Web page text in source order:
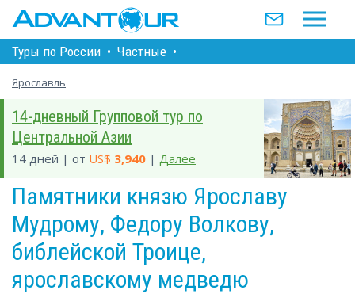
Туры по Росcии • Частные •
Ярославль
14-дневный Групповой тур по
Центральной Азии
14 дней | от US$ 3,940 | Далее
Памятники князю Ярославу
Мудрому, Федору Волкову,
библейской Троице,
ярославскому медведю